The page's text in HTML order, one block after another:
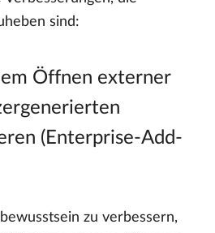
sind:
Öffnen externer
(Enterprise-Add-
zu verbessern,